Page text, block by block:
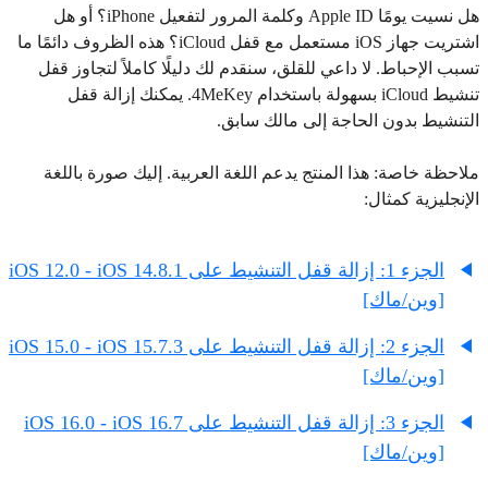
هل نسيت يومًا Apple ID وكلمة المرور لتفعيل iPhone؟ أو هل
اشتريت جهاز iOS مستعمل مع قفل iCloud؟ هذه الظروف دائمًا ما
تسبب الإحباط. لا داعي للقلق، سنقدم لك دليلًا كاملاً لتجاوز قفل
تنشيط iCloud بسهولة باستخدام 4MeKey. يمكنك إزالة قفل
التنشيط بدون الحاجة إلى مالك سابق.
ملاحظة خاصة: هذا المنتج يدعم اللغة العربية. إليك صورة باللغة
الإنجليزية كمثال:
الجزء 1: إزالة قفل التنشيط على iOS 12.0 - iOS 14.8.1
[وين/ماك]
الجزء 2: إزالة قفل التنشيط على iOS 15.0 - iOS 15.7.3
[وين/ماك]
الجزء 3: إزالة قفل التنشيط على iOS 16.0 - iOS 16.7
[وين/ماك]